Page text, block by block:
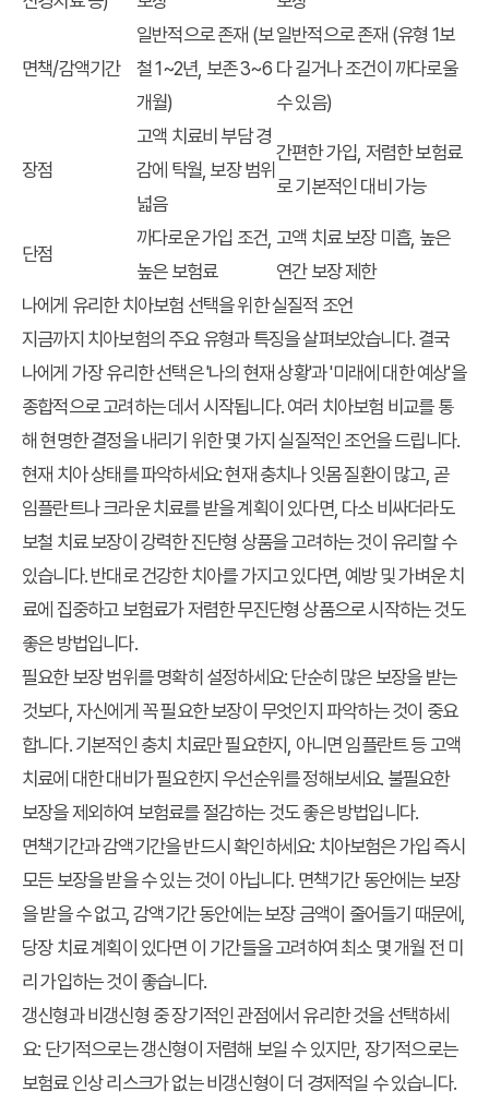
면책/감액기간
일반적으로 존재 (보
철 1~2년, 보존 3~6
개월)
일반적으로 존재 (유형 1보
다 길거나 조건이 까다로울
수 있음)
장점
고액 치료비 부담 경
감에 탁월, 보장 범위
넓음
간편한 가입, 저렴한 보험료
로 기본적인 대비 가능
단점
까다로운 가입 조건,
높은 보험료
고액 치료 보장 미흡, 높은
연간 보장 제한
나에게 유리한 치아보험 선택을 위한 실질적 조언
지금까지 치아보험의 주요 유형과 특징을 살펴보았습니다. 결국
나에게 가장 유리한 선택은 '나의 현재 상황'과 '미래에 대한 예상'을
종합적으로 고려하는 데서 시작됩니다. 여러 치아보험 비교를 통
해 현명한 결정을 내리기 위한 몇 가지 실질적인 조언을 드립니다.
현재 치아 상태를 파악하세요:현재 충치나 잇몸 질환이 많고, 곧
임플란트나 크라운 치료를 받을 계획이 있다면, 다소 비싸더라도
보철 치료 보장이 강력한 진단형 상품을 고려하는 것이 유리할 수
있습니다. 반대로 건강한 치아를 가지고 있다면, 예방 및 가벼운 치
료에 집중하고 보험료가 저렴한 무진단형 상품으로 시작하는 것도
좋은 방법입니다.
필요한 보장 범위를 명확히 설정하세요:단순히 많은 보장을 받는
것보다, 자신에게 꼭 필요한 보장이 무엇인지 파악하는 것이 중요
합니다. 기본적인 충치 치료만 필요한지, 아니면 임플란트 등 고액
치료에 대한 대비가 필요한지 우선순위를 정해보세요. 불필요한
보장을 제외하여 보험료를 절감하는 것도 좋은 방법입니다.
면책기간과 감액기간을 반드시 확인하세요: 치아보험은 가입 즉시
모든 보장을 받을 수 있는 것이 아닙니다. 면책기간 동안에는 보장
을 받을 수 없고, 감액기간 동안에는 보장 금액이 줄어들기 때문에,
당장 치료 계획이 있다면 이 기간들을 고려하여 최소 몇 개월 전 미
리 가입하는 것이 좋습니다.
갱신형과 비갱신형 중 장기적인 관점에서 유리한 것을 선택하세
요: 단기적으로는 갱신형이 저렴해 보일 수 있지만, 장기적으로는
보험료 인상 리스크가 없는 비갱신형이 더 경제적일 수 있습니다.